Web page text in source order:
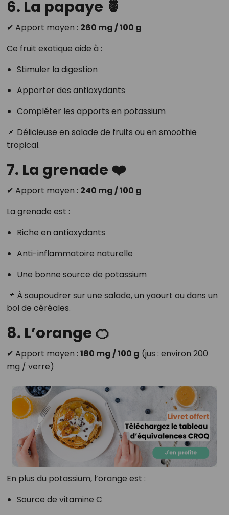
6. La papaye 🍍
✔ Apport moyen : 260 mg / 100 g
Ce fruit exotique aide à :
Stimuler la digestion
Apporter des antioxydants
Compléter les apports en potassium
📌 Délicieuse en salade de fruits ou en smoothie
tropical.
7. La grenade ❤️
✔ Apport moyen : 240 mg / 100 g
La grenade est :
Riche en antioxydants
Anti-inflammatoire naturelle
Une bonne source de potassium
📌 À saupoudrer sur une salade, un yaourt ou dans un
bol de céréales.
8. L’orange 🍊
✔ Apport moyen : 180 mg / 100 g (jus : environ 200
mg / verre)
En plus du potassium, l’orange est :
Source de vitamine C